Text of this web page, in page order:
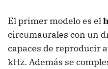
El primer modelo es el
circumaurales con un
capaces de reproducir
kHz. Además se